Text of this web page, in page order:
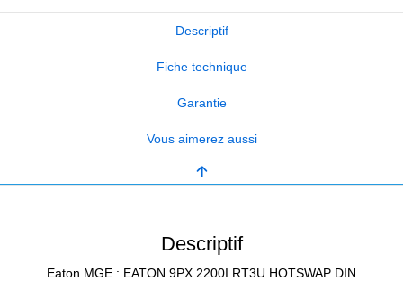
Descriptif
Fiche technique
Garantie
Vous aimerez aussi
Descriptif
Eaton MGE : EATON 9PX 2200I RT3U HOTSWAP DIN